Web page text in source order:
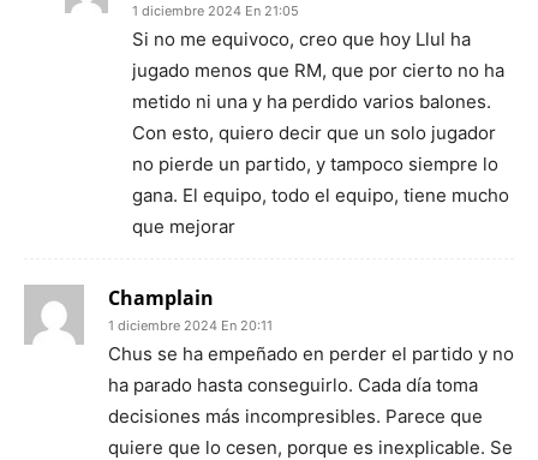
1 diciembre 2024 En 21:05
Si no me equivoco, creo que hoy Llul ha
jugado menos que RM, que por cierto no ha
metido ni una y ha perdido varios balones.
Con esto, quiero decir que un solo jugador
no pierde un partido, y tampoco siempre lo
gana. El equipo, todo el equipo, tiene mucho
que mejorar
Champlain
1 diciembre 2024 En 20:11
Chus se ha empeñado en perder el partido y no
ha parado hasta conseguirlo. Cada día toma
decisiones más incompresibles. Parece que
quiere que lo cesen, porque es inexplicable. Se